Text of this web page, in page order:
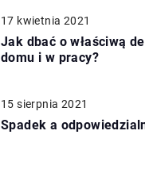
17 kwietnia 2021
Jak dbać o właściwą
domu i w pracy?
15 sierpnia 2021
Spadek a